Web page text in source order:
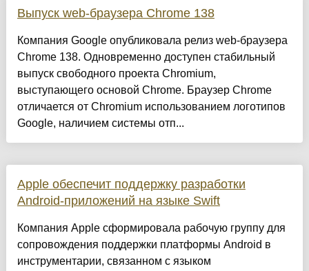
Выпуск web-браузера Chrome 138
Компания Google опубликовала релиз web-браузера
Chrome 138. Одновременно доступен стабильный
выпуск свободного проекта Chromium,
выступающего основой Chrome. Браузер Chrome
отличается от Chromium использованием логотипов
Google, наличием системы отп...
Apple обеспечит поддержку разработки
Android-приложений на языке Swift
Компания Apple сформировала рабочую группу для
сопровождения поддержки платформы Android в
инструментарии, связанном с языком